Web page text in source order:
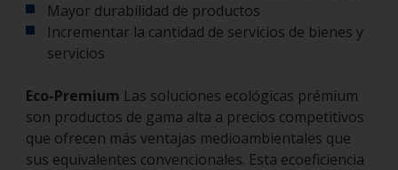
Mayor durabilidad de productos
Incrementar la cantidad de servicios de bienes y
servicios
Eco-Premium Las soluciones ecológicas prémium
son productos de gama alta a precios competitivos
que ofrecen más ventajas medioambientales que
sus equivalentes convencionales. Esta ecoeficiencia